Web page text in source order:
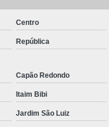
Centro
República
Capão Redondo
Itaim Bibi
Jardim São Luiz